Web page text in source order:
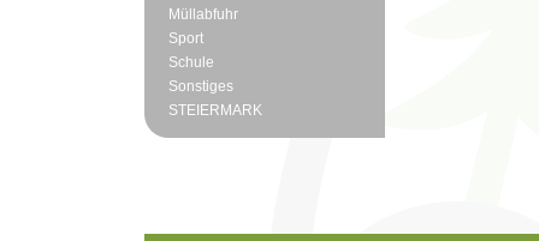
Müllabfuhr
Sport
Schule
Sonstiges
STEIERMARK